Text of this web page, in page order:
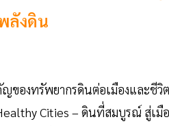
ลังดิน
องทรัพยากรดินต่อเมืองและชีวิ
Cities – ดินที่สมบูรณ์ สู่เมื